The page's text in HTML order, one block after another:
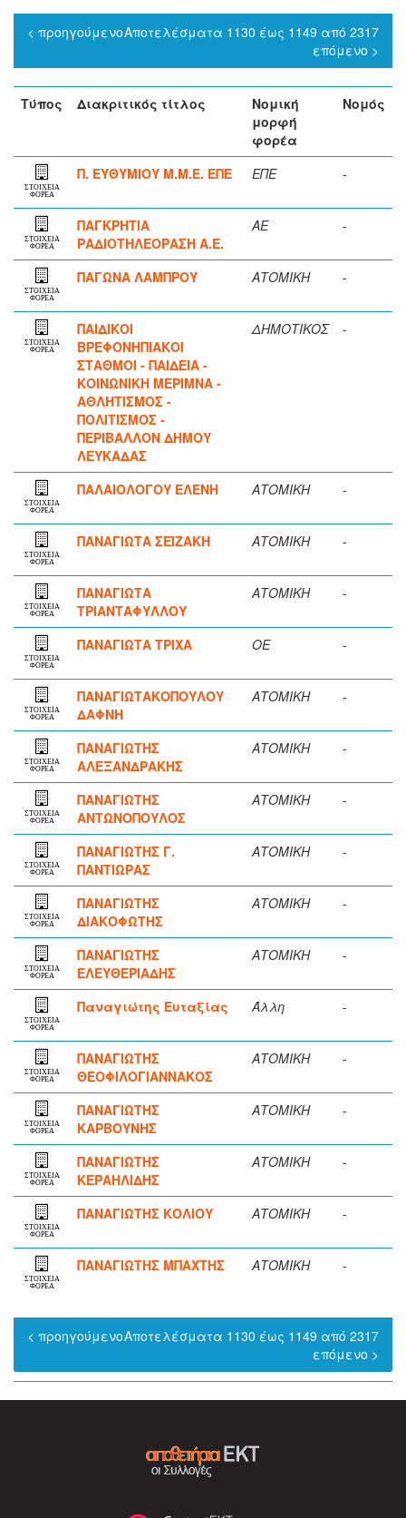
Αποτελέσματα 1130 έως 1149 από 2317
< προηγούμενο
επόμενο >
Τύπος Διακριτικός τίτλος
Νομική
μορφή
φορέα
Νομός
ΣΤΟΙΧΕΙΑ
ΦΟΡΕΑ
Π. ΕΥΘΥΜΙΟΥ Μ.Μ.Ε. ΕΠΕ ΕΠΕ -
ΣΤΟΙΧΕΙΑ
ΦΟΡΕΑ
ΠΑΓΚΡΗΤΙΑ
ΡΑΔΙΟΤΗΛΕΟΡΑΣΗ Α.Ε.
ΑΕ -
ΣΤΟΙΧΕΙΑ
ΦΟΡΕΑ
ΠΑΓΩΝΑ ΛΑΜΠΡΟΥ ΑΤΟΜΙΚΗ -
ΣΤΟΙΧΕΙΑ
ΦΟΡΕΑ
ΠΑΙΔΙΚΟΙ
ΒΡΕΦΟΝΗΠΙΑΚΟΙ
ΣΤΑΘΜΟΙ - ΠΑΙΔΕΙΑ -
ΚΟΙΝΩΝΙΚΗ ΜΕΡΙΜΝΑ -
ΑΘΛΗΤΙΣΜΟΣ -
ΠΟΛΙΤΙΣΜΟΣ -
ΠΕΡΙΒΑΛΛΟΝ ΔΗΜΟΥ
ΛΕΥΚΑΔΑΣ
ΔΗΜΟΤΙΚΟΣ -
ΣΤΟΙΧΕΙΑ
ΦΟΡΕΑ
ΠΑΛΑΙΟΛΟΓΟΥ ΕΛΕΝΗ ΑΤΟΜΙΚΗ -
ΣΤΟΙΧΕΙΑ
ΦΟΡΕΑ
ΠΑΝΑΓΙΩΤΑ ΣΕΪΖΑΚΗ ΑΤΟΜΙΚΗ -
ΣΤΟΙΧΕΙΑ
ΦΟΡΕΑ
ΠΑΝΑΓΙΩΤΑ
ΤΡΙΑΝΤΑΦΥΛΛΟΥ
ΑΤΟΜΙΚΗ -
ΣΤΟΙΧΕΙΑ
ΦΟΡΕΑ
ΠΑΝΑΓΙΩΤΑ ΤΡΙΧΑ ΟΕ -
ΣΤΟΙΧΕΙΑ
ΦΟΡΕΑ
ΠΑΝΑΓΙΩΤΑΚΟΠΟΥΛΟΥ
ΔΑΦΝΗ
ΑΤΟΜΙΚΗ -
ΣΤΟΙΧΕΙΑ
ΦΟΡΕΑ
ΠΑΝΑΓΙΩΤΗΣ
ΑΛΕΞΑΝΔΡΑΚΗΣ
ΑΤΟΜΙΚΗ -
ΣΤΟΙΧΕΙΑ
ΦΟΡΕΑ
ΠΑΝΑΓΙΩΤΗΣ
ΑΝΤΩΝΟΠΟΥΛΟΣ
ΑΤΟΜΙΚΗ -
ΣΤΟΙΧΕΙΑ
ΦΟΡΕΑ
ΠΑΝΑΓΙΩΤΗΣ Γ.
ΠΑΝΤΙΩΡΑΣ
ΑΤΟΜΙΚΗ -
ΣΤΟΙΧΕΙΑ
ΦΟΡΕΑ
ΠΑΝΑΓΙΩΤΗΣ
ΔΙΑΚΟΦΩΤΗΣ
ΑΤΟΜΙΚΗ -
ΣΤΟΙΧΕΙΑ
ΦΟΡΕΑ
ΠΑΝΑΓΙΩΤΗΣ
ΕΛΕΥΘΕΡΙΑΔΗΣ
ΑΤΟΜΙΚΗ -
ΣΤΟΙΧΕΙΑ
ΦΟΡΕΑ
Παναγιώτης Ευταξίας Άλλη -
ΣΤΟΙΧΕΙΑ
ΦΟΡΕΑ
ΠΑΝΑΓΙΩΤΗΣ
ΘΕΟΦΙΛΟΓΙΑΝΝΑΚΟΣ
ΑΤΟΜΙΚΗ -
ΣΤΟΙΧΕΙΑ
ΦΟΡΕΑ
ΠΑΝΑΓΙΩΤΗΣ
ΚΑΡΒΟΥΝΗΣ
ΑΤΟΜΙΚΗ -
ΣΤΟΙΧΕΙΑ
ΦΟΡΕΑ
ΠΑΝΑΓΙΩΤΗΣ
ΚΕΡΑΗΛΙΔΗΣ
ΑΤΟΜΙΚΗ -
ΣΤΟΙΧΕΙΑ
ΦΟΡΕΑ
ΠΑΝΑΓΙΩΤΗΣ ΚΟΛΙΟΥ ΑΤΟΜΙΚΗ -
ΣΤΟΙΧΕΙΑ
ΦΟΡΕΑ
ΠΑΝΑΓΙΩΤΗΣ ΜΠΑΧΤΗΣ ΑΤΟΜΙΚΗ -
Αποτελέσματα 1130 έως 1149 από 2317
< προηγούμενο
επόμενο >